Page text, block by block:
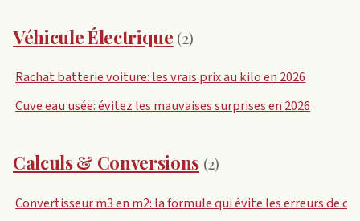
Véhicule Électrique (2)
Rachat batterie voiture: les vrais prix au kilo en 2026
Cuve eau usée: évitez les mauvaises surprises en 2026
Calculs & Conversions (2)
Convertisseur m3 en m2: la formule qui évite les erreurs de